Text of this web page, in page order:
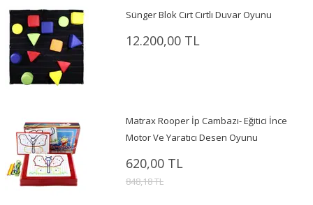
Sünger Blok Cırt Cırtlı Duvar Oyunu
12.200,00 TL
Matrax Rooper İp Cambazı- Eğitici İnce
Motor Ve Yaratıcı Desen Oyunu
620,00 TL
848,18 TL